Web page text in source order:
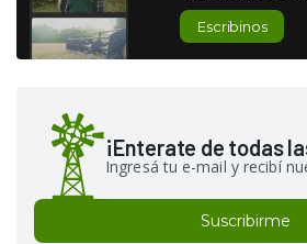
Escribinos
¡Enterate de todas
Ingresá tu e-mail y recibí
Suscribirme